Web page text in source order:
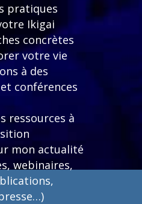
pratiques
Ikigai
concrètes
votre vie
à des
conférences
ressources à
mon actualité
webinaires,